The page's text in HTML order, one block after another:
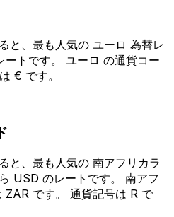
と、最も人気の ユーロ 為替レ
トです。 ユーロ の通貨コー
€ です。
と、最も人気の 南アフリカラ
USD のレートです。 南アフ
ZAR です。 通貨記号は R で